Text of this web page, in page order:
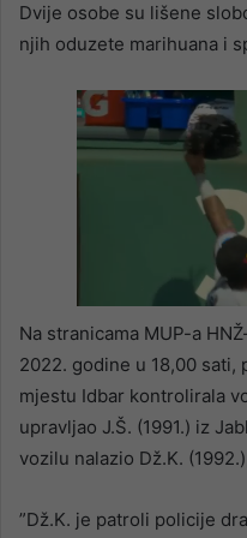
Dvije osobe su lišene
njih oduzete marihuana i
Na stranicama MUP-a
2022. godine u 18,00 sati,
mjestu Idbar kontrolirala
upravljao J.Š. (1991.) iz
vozilu nalazio Dž.K.
”Dž.K. je patroli policije